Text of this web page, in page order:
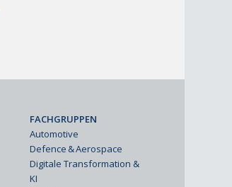
FACHGRUPPEN
Automotive
Defence & Aerospace
Digitale Transformation &
KI